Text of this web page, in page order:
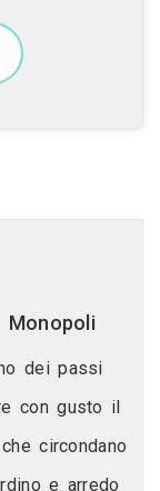
Monopoli
dei passi
con gusto il
circondano
e arredo